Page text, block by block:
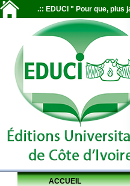
.:: EDUCI " Pour que, plus
ACCUEIL